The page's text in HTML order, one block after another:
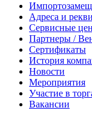
Адреса и
Сервисные
Партнеры /
Сертификаты
История
Новости
Мероприятия
Участие в
Вакансии